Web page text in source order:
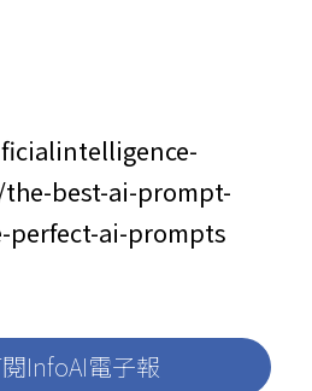
best-ai-prompt-
perfect-ai-prompts
InfoAI電子報